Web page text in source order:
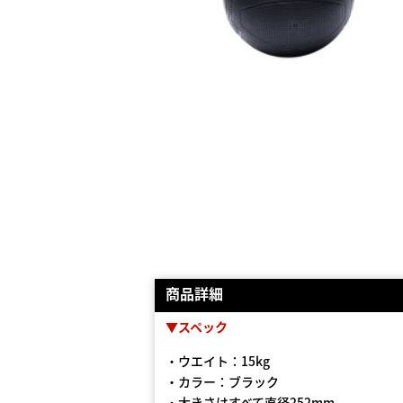
商品詳細
▼スペック
・ウエイト：15kg
・カラー：ブラック